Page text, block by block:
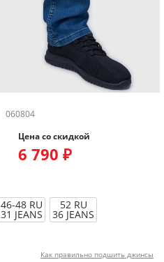
060804
Цена со скидкой
6 790 ₽
46-48 RU
31 JEANS
52 RU
36 JEANS
Как правильно подшить джинсы